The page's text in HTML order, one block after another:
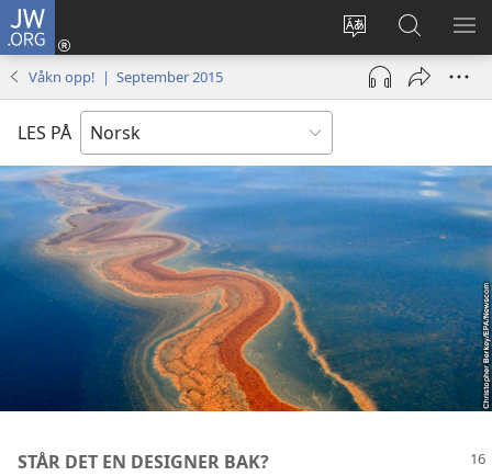
JW.ORG
Endre
språk
Logg
inn
(åpner
vindu)
Søk
på
JW.ORG
VIS
Våkn opp! | September 2015
LES PÅ
STÅR DET EN DESIGNER BAK?